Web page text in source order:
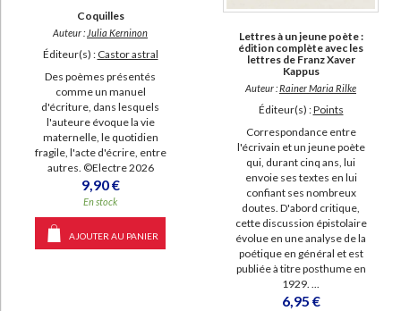
Coquilles
Auteur : Julia Kerninon
Éditeur(s) : Castor astral
Des poèmes présentés
comme un manuel
d'écriture, dans lesquels
l'auteure évoque la vie
maternelle, le quotidien
fragile, l'acte d'écrire, entre
autres. ©Electre 2026
9,90 €
En stock
AJOUTER AU PANIER
Lettres à un jeune poète :
édition complète avec les
lettres de Franz Xaver
Kappus
Auteur :Rainer Maria Rilke
Éditeur(s) :Points
Correspondance entre
l'écrivain et un jeune poète
qui, durant cinq ans, lui
envoie ses textes en lui
confiant ses nombreux
doutes. D'abord critique,
cette discussion épistolaire
évolue en une analyse de la
poétique en général et est
publiée à titre posthume en
1929. ...
6,95 €